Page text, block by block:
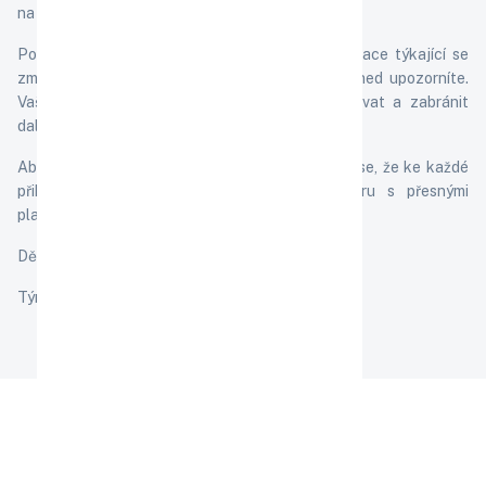
na našich webových stránkách.
Pokud byste obdrželi jakékoli podezřelé informace týkající se
změny účtu, velmi oceníme, pokud nás na to ihned upozorníte.
Vaše zpětná vazba nám pomůže rychle reagovat a zabránit
dalším podvodným aktivitám.
Abychom zvýšili Vaši bezpečnost, rozhodli jsme se, že ke každé
přihlášce na kurz obdržíte zálohovou fakturu s přesnými
platebními údaji.
Děkujeme za Vaši spolupráci a obezřetnost.
Tým EVKC